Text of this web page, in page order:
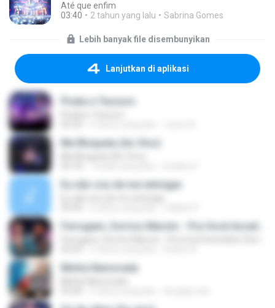
Até que enfim
03:40
2 tahun yang lalu Sabrina Gomes
Lebih banyak file disembunyikan
Lanjutkan di aplikasi
Pirata e Tesouro
Me Bloqueia (Ao Vivo)
Eu não sou de me entregar
Minha Namorada